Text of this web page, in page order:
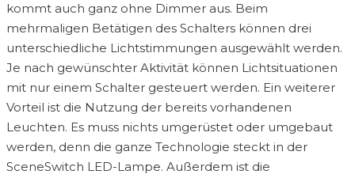
kommt auch ganz ohne Dimmer aus. Beim
mehrmaligen Betätigen des Schalters können drei
unterschiedliche Lichtstimmungen ausgewählt werden.
Je nach gewünschter Aktivität können Lichtsituationen
mit nur einem Schalter gesteuert werden. Ein weiterer
Vorteil ist die Nutzung der bereits vorhandenen
Leuchten. Es muss nichts umgerüstet oder umgebaut
werden, denn die ganze Technologie steckt in der
SceneSwitch LED-Lampe. Außerdem ist die